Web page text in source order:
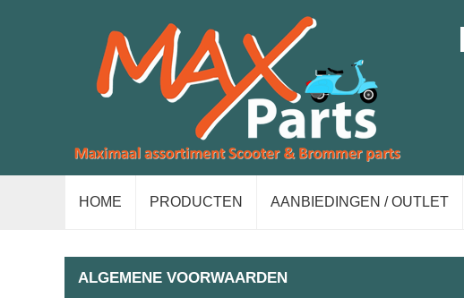
HOME PRODUCTEN AANBIEDINGEN / OUTLET
ALGEMENE VOORWAARDEN